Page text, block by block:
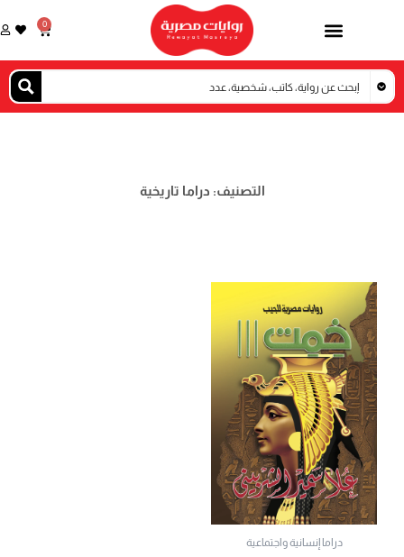
0
Cart
التصنيف: دراما تاريخية
دراما إنسانية واجتماعية